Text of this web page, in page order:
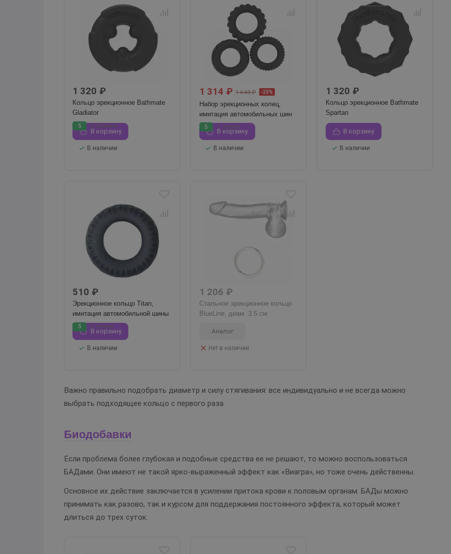
1 320 ₽
Кольцо эрекционное Bathmate
Gladiator
5 2 отзыва
В корзину
В наличии
1 314 ₽ 1 643 ₽ -20%
Набор эрекционных колец,
имитация автомобильных шин
5 1 отзыв
В корзину
В наличии
1 320 ₽
Кольцо эрекционное Bathmate
Spartan
В корзину
В наличии
510 ₽
Эрекционное кольцо Titan,
имитация автомобильной шины
5 1 отзыв
В корзину
В наличии
1 206 ₽
Стальное эрекционное кольцо
BlueLine, диам. 3.5 см
Аналог
Нет в наличии
Важно правильно подобрать диаметр и силу стягивания: все индивидуально и не всегда можно
выбрать подходящее кольцо с первого раза.
Биодобавки
Если проблема более глубокая и подобные средства ее не решают, то можно воспользоваться
БАДами. Они имеют не такой ярко-выраженный эффект как «Виагра», но тоже очень действенны.
Основное их действие заключается в усилении притока крови к половым органам. БАДы можно
принимать как разово, так и курсом для поддержания постоянного эффекта, который может
длиться до трех суток.